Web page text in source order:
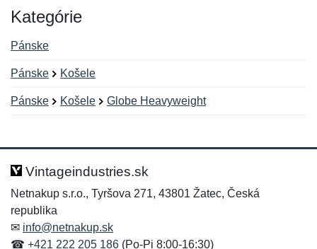
Kategórie
Pánske
Pánske Košele
Pánske Košele Globe Heavyweight
Hodnotenie:
Meno:*
Meno:
E-mail:*
Vintageindustries.sk
Netnakup s.r.o., Tyršova 271, 43801 Žatec, Česká
republika
✉ info@netnakup.sk
☎ +421 222 205 186 (Po-Pi 8:00-16:30)